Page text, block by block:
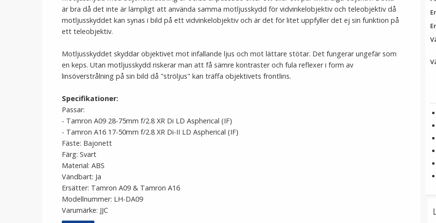
är bra då det inte är lämpligt att använda samma motljusskydd för vidvinkelobjektiv och teleobjektiv då
motljusskyddet kan synas i bild på ett vidvinkelobjektiv och är det för litet uppfyller det ej sin funktion på
ett teleobjektiv.
Motljusskyddet skyddar objektivet mot infallande ljus och mot lättare stötar. Det fungerar ungefär som
en keps. Utan motljusskydd riskerar man att få sämre kontraster och fula reflexer i form av
linsöverstrålning på sin bild då "ströljus" kan träffa objektivets frontlins.
Specifikationer:
Passar:
- Tamron A09 28-75mm f/2.8 XR Di LD Aspherical (IF)
- Tamron A16 17-50mm f/2.8 XR Di-II LD Aspherical (IF)
Fäste: Bajonett
Färg: Svart
Material: ABS
Vändbart: Ja
Ersätter: Tamron A09 & Tamron A16
Modellnummer: LH-DA09
Varumärke: JJC